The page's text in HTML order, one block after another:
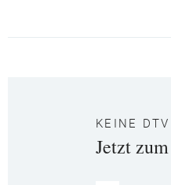
KEINE
Jetzt